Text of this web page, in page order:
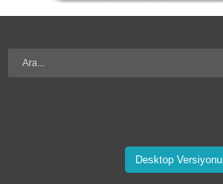
Desktop Versiyonu